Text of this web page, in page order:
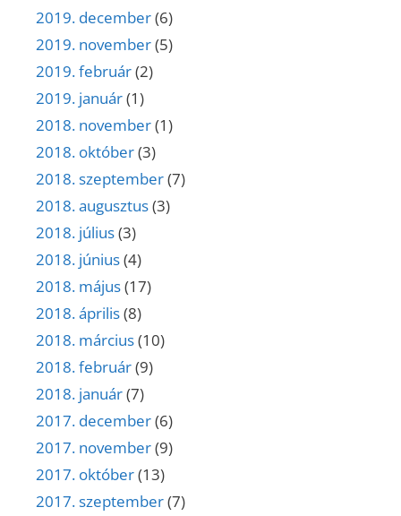
2019. december(6)
2019. november(5)
2019. február(2)
2019. január(1)
2018. november(1)
2018. október(3)
2018. szeptember(7)
2018. augusztus(3)
2018. július(3)
2018. június(4)
2018. május(17)
2018. április(8)
2018. március(10)
2018. február(9)
2018. január(7)
2017. december(6)
2017. november(9)
2017. október(13)
2017. szeptember(7)